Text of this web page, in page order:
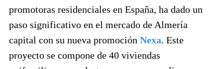
promotoras residenciales en España, ha dado un
paso significativo en el mercado de Almería
capital con su nueva promoción Nexa. Este
proyecto se compone de 40 viviendas